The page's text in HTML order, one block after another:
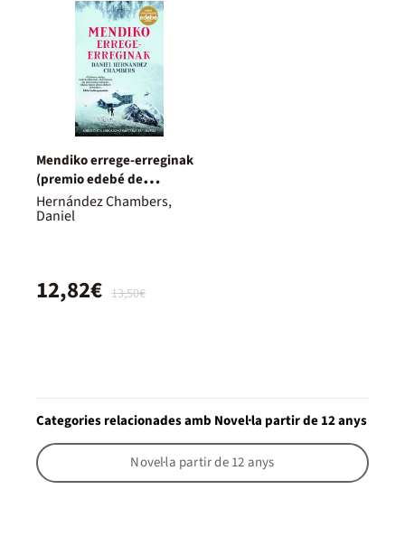
Mendiko errege-erreginak
(premio edebé de
literatura juvenil 2024-
reyes de la montaña)
Hernández Chambers,
Daniel
13,50€
12,82€
Categories relacionades amb Novel·la partir de 12 anys
Novel·la partir de 12 anys